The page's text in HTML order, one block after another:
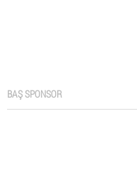
BAŞ SPONSOR